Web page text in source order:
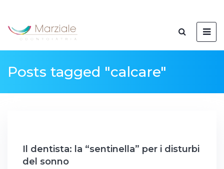
Posts tagged "calcare"
Il dentista: la “sentinella” per i disturbi
del sonno